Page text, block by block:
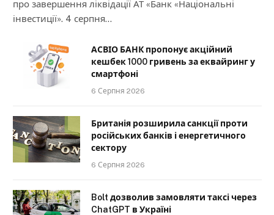
про завершення ліквідації АТ «Банк «Національні
інвестиції». 4 серпня…
АСВІО БАНК пропонує акційний
кешбек 1000 гривень за еквайринг у
смартфоні
6 Серпня 2026
Британія розширила санкції проти
російських банків і енергетичного
сектору
6 Серпня 2026
Bolt дозволив замовляти таксі через
ChatGPT в Україні